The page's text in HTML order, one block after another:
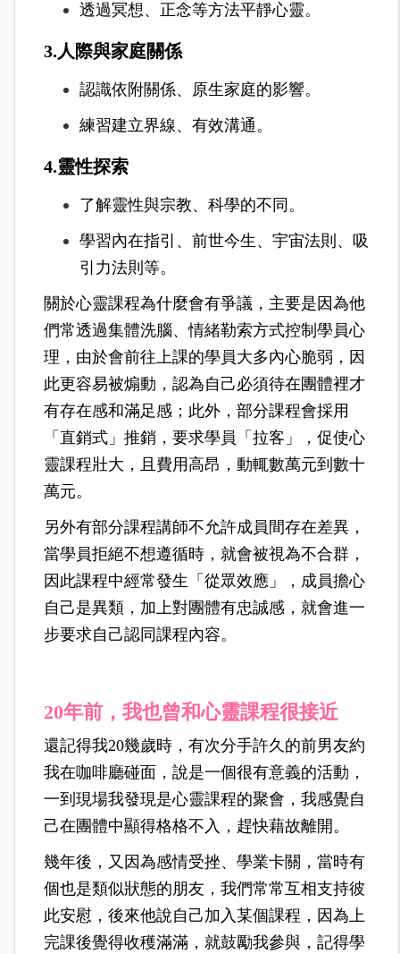
透過冥想、正念等方法平靜心靈。
3.人際與家庭關係
認識依附關係、原生家庭的影響。
練習建立界線、有效溝通。
4.靈性探索
了解靈性與宗教、科學的不同。
學習內在指引、前世今生、宇宙法則、吸
引力法則等。
關於心靈課程為什麼會有爭議，主要是因為他
們常透過集體洗腦、情緒勒索方式控制學員心
理，由於會前往上課的學員大多內心脆弱，因
此更容易被煽動，認為自己必須待在團體裡才
有存在感和滿足感；此外，部分課程會採用
「直銷式」推銷，要求學員「拉客」，促使心
靈課程壯大，且費用高昂，動輒數萬元到數十
萬元。
另外有部分課程講師不允許成員間存在差異，
當學員拒絕不想遵循時，就會被視為不合群，
因此課程中經常發生「從眾效應」，成員擔心
自己是異類，加上對團體有忠誠感，就會進一
步要求自己認同課程內容。
20年前，我也曾和心靈課程很接近
還記得我20幾歲時，有次分手許久的前男友約
我在咖啡廳碰面，說是一個很有意義的活動，
一到現場我發現是心靈課程的聚會，我感覺自
己在團體中顯得格格不入，趕快藉故離開。
幾年後，又因為感情受挫、學業卡關，當時有
個也是類似狀態的朋友，我們常常互相支持彼
此安慰，後來他說自己加入某個課程，因為上
完課後覺得收穫滿滿，就鼓勵我參與，記得學